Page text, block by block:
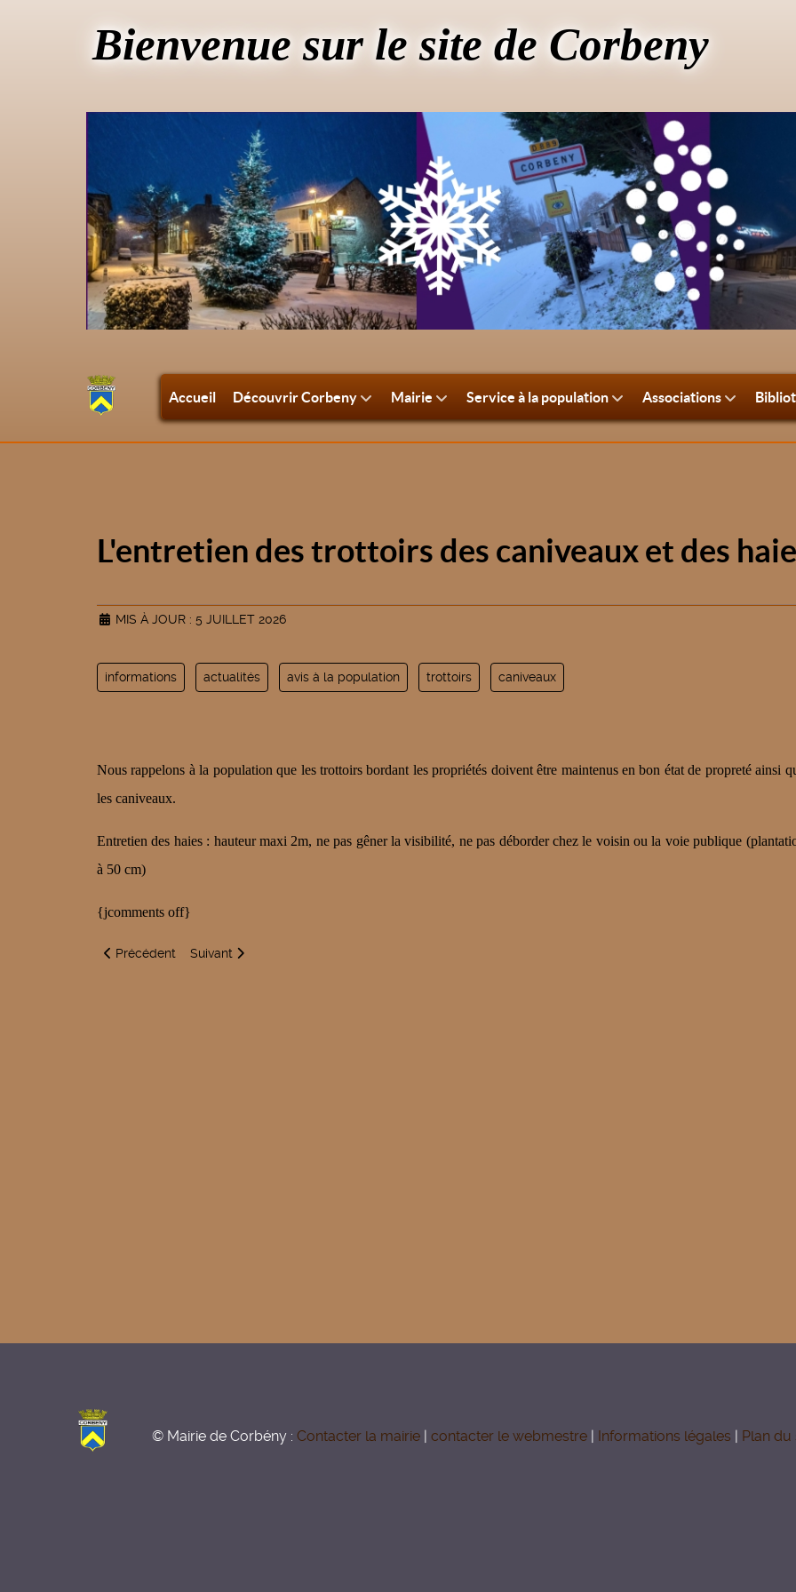
Bienvenue sur le site de Corbeny
Accueil Découvrir Corbeny Mairie Service à la population Associations
L'entretien des trottoirs des caniveaux et des
MIS À JOUR : 5 JUILLET 2026
informations actualités avis à la population trottoirs caniveaux
Nous rappelons à la population que les trottoirs bordant les propriétés doivent être maintenus en bon état de propreté ainsi
les caniveaux.
Entretien des haies : hauteur maxi 2m, ne pas gêner la visibilité, ne pas déborder chez le voisin ou la voie publique
à 50 cm)
{jcomments off}
Article précédent : Feu
Précédent Article suivant : Sous les lignes, prudence !
Suivant
© Mairie de Corbény : Contacter la mairie contacter le webmestre Informations légales Plan du